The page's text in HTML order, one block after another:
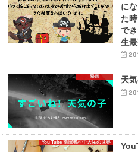
に
た
で
生
映画 天
You Tube 指揮者村中大祐の世界